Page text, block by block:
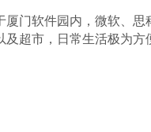
门软件园内，微软、
超市，日常生活极为方